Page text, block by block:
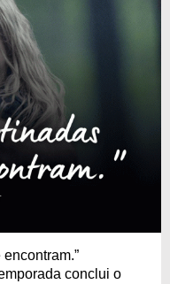
conclui o